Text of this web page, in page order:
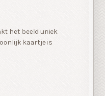
het beeld uniek
kaartje is